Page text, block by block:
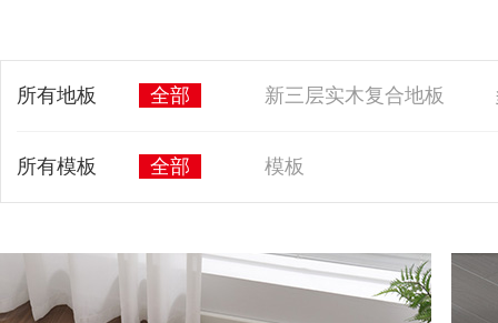
所有地板 全部 新三层实木复合地板
所有模板 全部 模板